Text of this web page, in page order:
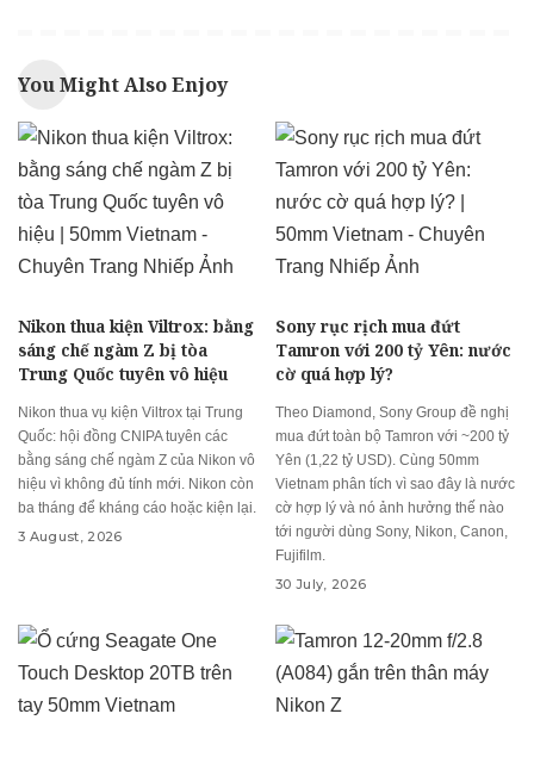
You Might Also Enjoy
Nikon thua kiện Viltrox: bằng
sáng chế ngàm Z bị tòa
Trung Quốc tuyên vô hiệu
Nikon thua vụ kiện Viltrox tại Trung
Quốc: hội đồng CNIPA tuyên các
bằng sáng chế ngàm Z của Nikon vô
hiệu vì không đủ tính mới. Nikon còn
ba tháng để kháng cáo hoặc kiện lại.
3 August, 2026
Sony rục rịch mua đứt
Tamron với 200 tỷ Yên: nước
cờ quá hợp lý?
Theo Diamond, Sony Group đề nghị
mua đứt toàn bộ Tamron với ~200 tỷ
Yên (1,22 tỷ USD). Cùng 50mm
Vietnam phân tích vì sao đây là nước
cờ hợp lý và nó ảnh hưởng thế nào
tới người dùng Sony, Nikon, Canon,
Fujifilm.
30 July, 2026